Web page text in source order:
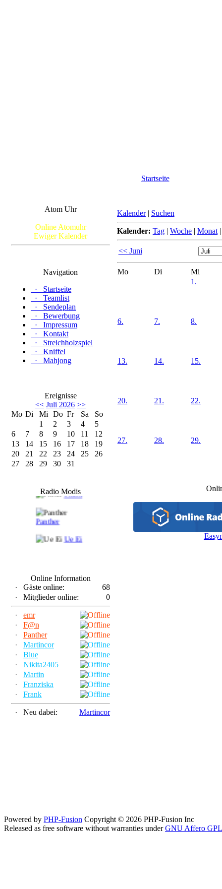
Startseite
Atom Uhr
Online Atomuhr
Ewiger Kalender
Navigation
·
Startseite
·
Teamlist
·
Sendeplan
·
Bewerbung
·
Impressum
·
Kontakt
·
Streichholzspiel
·
Kniffel
·
Mahjong
Ereignisse
<< Juli 2026 >>
Mo Di Mi Do Fr Sa
So
1
2 3 4
5
6
7 8 9 10 11
12
13
14 15 16 17 18
19
20
21 22 23 24 25
26
27
28 29 30 31
Radio Modis
Frank
Panther
Ue Ei
Online Information
·
Gäste online:
68
·
Mitglieder online: 0
·
emr
·
F@n
·
Panther
·
Martincor
·
Blue
·
Nikita2405
·
Martin
·
Franziska
·
Frank
· Neu dabei: Martincor
Kalender | Suchen
Kalender: Tag | Woche | Monat
<< Juni
Mo Di
Mi
1.
6. 7. 8.
13. 14. 15.
20. 21. 22.
27. 28. 29.
Powered by PHP-Fusion Copyright © 2026 PHP-Fusion Inc
Released as free software without warranties underGNU Affero GPL